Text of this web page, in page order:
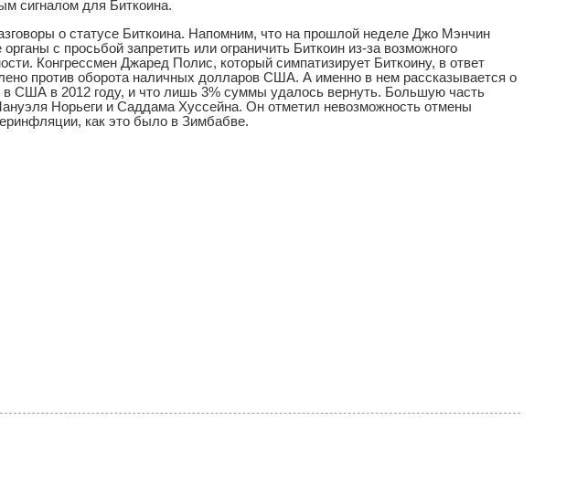
сигналом для Биткоина.
о статусе Биткоина. Напомним, что на прошлой неделе Джо Мэнчин
с просьбой запретить или ограничить Биткоин из-за возможного
Конгрессмен Джаред Полис, который симпатизирует Биткоину, в ответ
против оборота наличных долларов США. А именно в нем рассказывается о
США в 2012 году, и что лишь 3% суммы удалось вернуть. Большую часть
Норьеги и Саддама Хуссейна. Он отметил невозможность отмены
как это было в Зимбабве.